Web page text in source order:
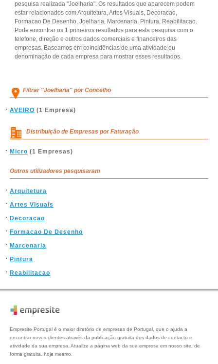
pesquisa realizada "Joelharia". Os resultados que aparecem podem
estar relacionados com Arquitetura, Artes Visuais, Decoracao,
Formacao De Desenho, Joelharia, Marcenaria, Pintura, Reabilitacao.
Pode encontrar os 1 primeiros resultados para esta pesquisa com o
telefone, direção e outros dados comerciais e financeiros das
empresas. Baseamos em coincidências de uma atividade ou
denominação de cada empresa para mostrar esses resultados.
Filtrar "Joelharia" por Concelho
AVEIRO (1 Empresa)
Distribuição de Empresas por Faturação
Micro (1 Empresas)
Outros utilizadores pesquisaram
Arquitetura
Artes Visuais
Decoracao
Formacao De Desenho
Marcenaria
Pintura
Reabilitacao
Empresite Portugal é o maior diretório de empresas de Portugal, que o ajuda a
encontrar novos clientes através da publicação gratuita dos dados de contacto e
atividade da sua empresa. Atualize a página web da sua empresa em nosso site, de
forma gratuita, hoje mesmo.